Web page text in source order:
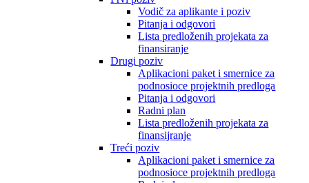
Vodič za aplikante i poziv
Pitanja i odgovori
Lista predloženih projekata za
finansiranje
Drugi poziv
Aplikacioni paket i smernice za
podnosioce projektnih predloga
Pitanja i odgovori
Radni plan
Lista predloženih projekata za
finansijranje
Treći poziv
Aplikacioni paket i smernice za
podnosioce projektnih predloga